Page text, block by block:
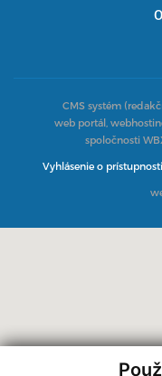
CMS systém
web portál,
spoločnosti
Vyhlásenie o prístupnosti